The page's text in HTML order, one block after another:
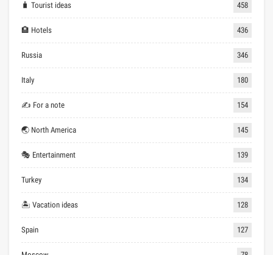
🧳 Tourist ideas 458
🏨 Hotels 436
Russia 346
Italy 180
✍ For a note 154
🌏 North America 145
🎭 Entertainment 139
Turkey 134
🏝 Vacation ideas 128
Spain 127